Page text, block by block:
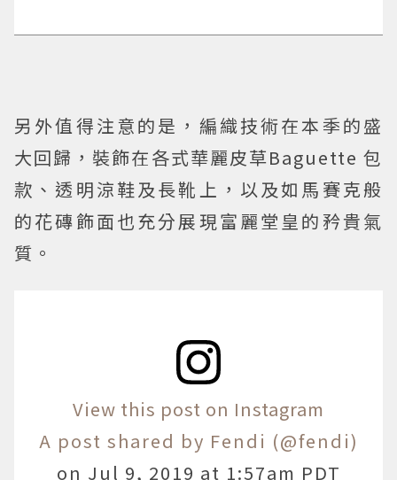
另外值得注意的是，編織技術在本季的盛
大回歸，裝飾在各式華麗皮草Baguette 包
款、透明涼鞋及長靴上，以及如馬賽克般
的花磚飾面也充分展現富麗堂皇的矜貴氣
質。
View this post on Instagram
A post shared by Fendi (@fendi)
on Jul 9, 2019 at 1:57am PDT